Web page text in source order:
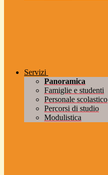
Servizi
Panoramica
Famiglie e studenti
Personale scolastico
Percorsi di studio
Modulistica